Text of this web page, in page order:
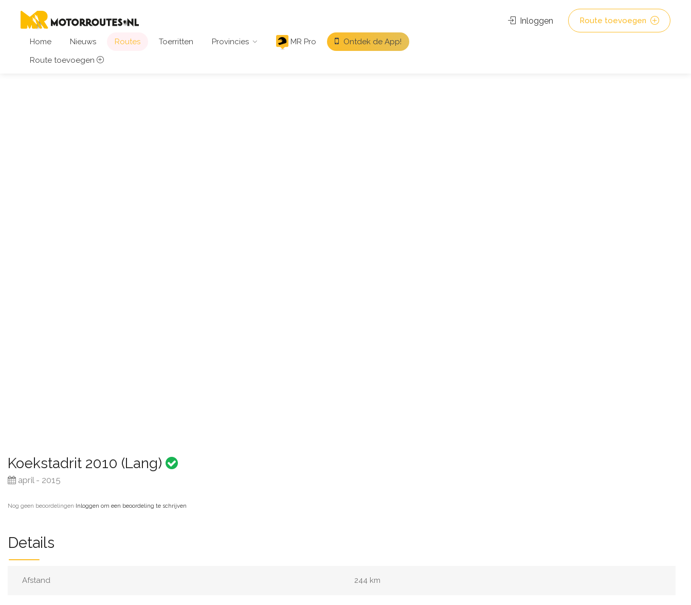
Home Nieuws Routes Toerritten Provincies MR Pro
Ontdek de App!
Route toevoegen
Inloggen Route toevoegen
Koekstadrit 2010 (Lang)
april - 2015
Nog geen beoordelingen·Inloggen om een beoordeling te schrijven
Details
Afstand 244 km